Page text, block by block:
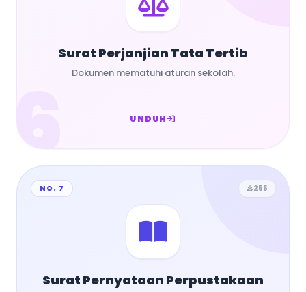
6
Surat Perjanjian Tata Tertib
Dokumen mematuhi aturan sekolah.
UNDUH
NO. 7 255
Surat Pernyataan Perpustakaan